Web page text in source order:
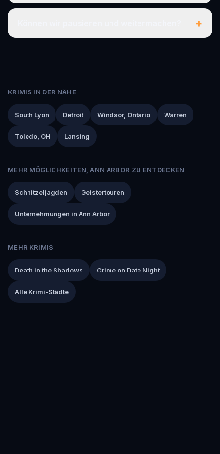
+
KRIMIS IN DER NÄHE
South Lyon Detroit Windsor, Ontario Warren
Toledo, OH Lansing
MEHR MÖGLICHKEITEN, ANN ARBOR ZU ENTDECKEN
Schnitzeljagden Geistertouren
Unternehmungen in Ann Arbor
MEHR KRIMIS
Death in the Shadows Crime on Date Night
Alle Krimi-Städte